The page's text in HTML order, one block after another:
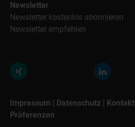
Newsletter
Newsletter kostenlos abonnieren
Newsletter empfehlen
Impressum | Datenschutz | Kontakt
Präferenzen